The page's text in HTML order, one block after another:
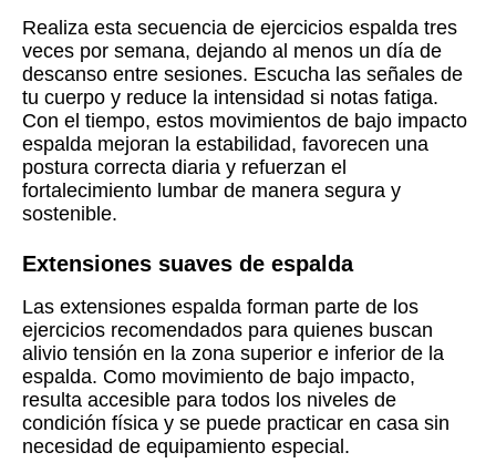
Realiza esta secuencia de ejercicios espalda tres
veces por semana, dejando al menos un día de
descanso entre sesiones. Escucha las señales de
tu cuerpo y reduce la intensidad si notas fatiga.
Con el tiempo, estos movimientos de bajo impacto
espalda mejoran la estabilidad, favorecen una
postura correcta diaria y refuerzan el
fortalecimiento lumbar de manera segura y
sostenible.
Extensiones suaves de espalda
Las extensiones espalda forman parte de los
ejercicios recomendados para quienes buscan
alivio tensión en la zona superior e inferior de la
espalda. Como movimiento de bajo impacto,
resulta accesible para todos los niveles de
condición física y se puede practicar en casa sin
necesidad de equipamiento especial.